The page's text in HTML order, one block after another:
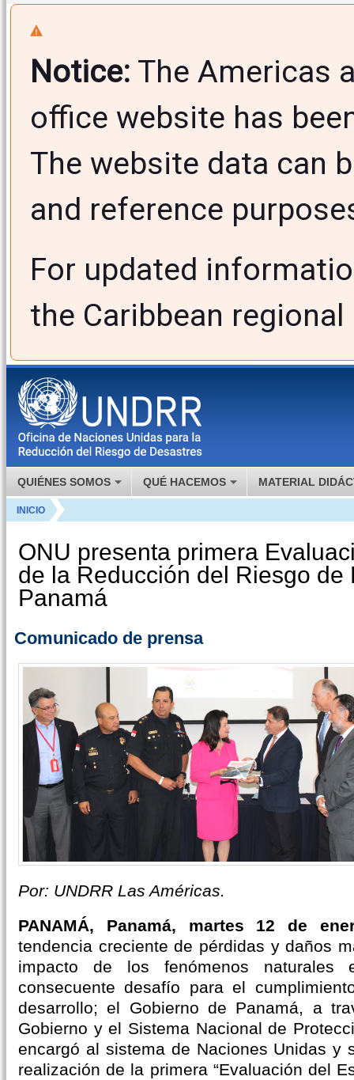
Notice: The Americas
office website has
The website data can
and reference
For updated
the Caribbean
QUIÉNES SOMOS QUÉ HACEMOS MATERIAL
INICIO
ONU presenta primera
de la Reducción del Riesgo de
Panamá
Comunicado de prensa
Por: UNDRR Las Américas.
PANAMÁ, Panamá, martes 12 de
tendencia creciente de pérdidas y daños
impacto de los fenómenos
consecuente desafío para el
desarrollo; el Gobierno de Panamá, a
Gobierno y el Sistema Nacional de
encargó al sistema de Naciones Unidas y
realización de la primera “Evaluación del